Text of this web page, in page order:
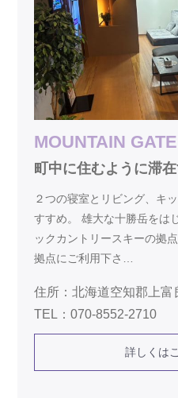
MOUNTAIN
町中に住むように滞
２つの寝室とリビング、キ
すすめ。 雄大な十勝岳をは
ックカントリースキーの拠
拠点にご利用下さ…
住所：北海道空知郡上富
TEL：070-8552-2710
詳しくは